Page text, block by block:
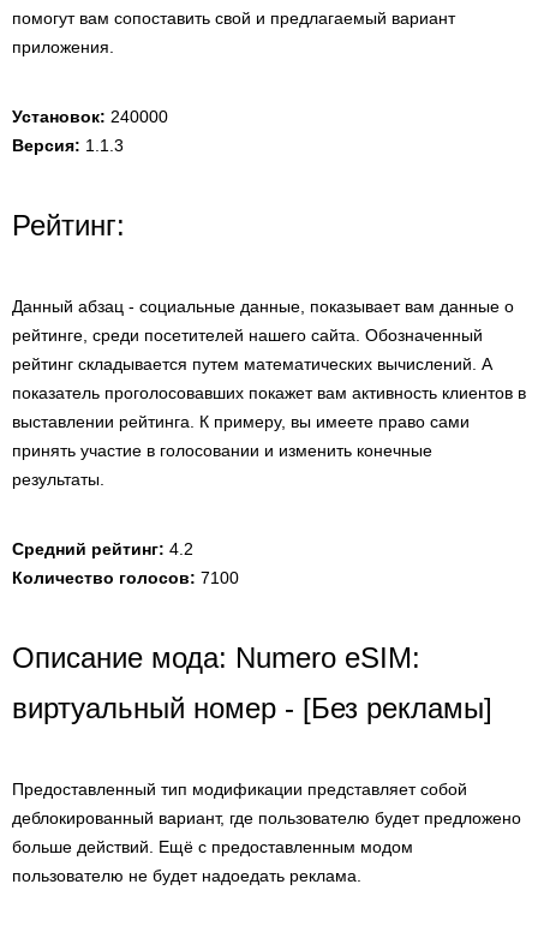
помогут вам сопоставить свой и предлагаемый вариант
приложения.
Установок: 240000
Версия: 1.1.3
Рейтинг:
Данный абзац - социальные данные, показывает вам данные о
рейтинге, среди посетителей нашего сайта. Обозначенный
рейтинг складывается путем математических вычислений. А
показатель проголосовавших покажет вам активность клиентов в
выставлении рейтинга. К примеру, вы имеете право сами
принять участие в голосовании и изменить конечные
результаты.
Средний рейтинг: 4.2
Количество голосов: 7100
Описание мода: Numero eSIM:
виртуальный номер - [Без рекламы]
Предоставленный тип модификации представляет собой
деблокированный вариант, где пользователю будет предложено
больше действий. Ещё с предоставленным модом
пользователю не будет надоедать реклама.